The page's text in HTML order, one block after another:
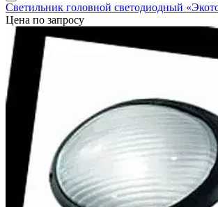
Светильник головной светодиодный
Цена по запросу